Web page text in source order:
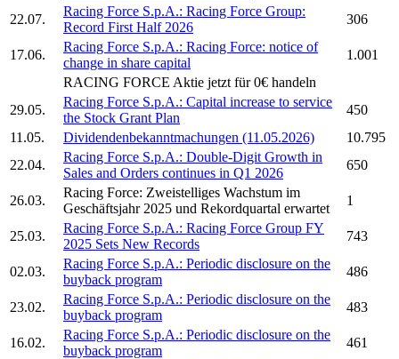
22.07.
Racing Force S.p.A.: Racing Force Group:
Record First Half 2026
306
17.06.
Racing Force S.p.A.: Racing Force: notice of
change in share capital
1.001
RACING FORCE Aktie jetzt für 0€ handeln
29.05.
Racing Force S.p.A.: Capital increase to service
the Stock Grant Plan
450
11.05.
Dividendenbekanntmachungen (11.05.2026)
10.795
22.04.
Racing Force S.p.A.: Double-Digit Growth in
Sales and Orders continues in Q1 2026
650
26.03.
Racing Force: Zweistelliges Wachstum im
Geschäftsjahr 2025 und Rekordquartal erwartet
1
25.03.
Racing Force S.p.A.: Racing Force Group FY
2025 Sets New Records
743
02.03.
Racing Force S.p.A.: Periodic disclosure on the
buyback program
486
23.02.
Racing Force S.p.A.: Periodic disclosure on the
buyback program
483
16.02.
Racing Force S.p.A.: Periodic disclosure on the
buyback program
461